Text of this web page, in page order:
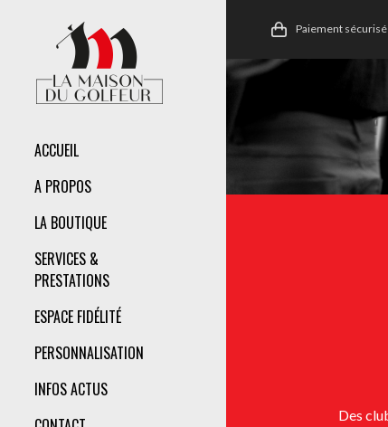
ACCUEIL
A PROPOS
LA BOUTIQUE
SERVICES &
PRESTATIONS
ESPACE FIDÉLITÉ
PERSONNALISATION
INFOS ACTUS
Paiement sécurisé
Des